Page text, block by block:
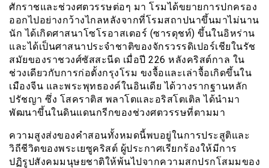
ศักราชและช่วงศตวรรษต่อๆ มา โรมได้ขยายการปกครอง
ออกไปอย่างกว้างไกลหลังจากที่โรมสถาปนาขึ้นมาไม่นาน
นัก ได้เกิดศาสนาโซโรอาสเตอร์ (ซารดุชท์) ขึ้นในอิหร่าน
และได้เป็นศาสนาประจำชาติของจักรวรรดิเปอร์เชียในรัช
สมัยของราชวงศ์ซัสสะนีด เมื่อปี 226 หลังคริสต์กาล ใน
ช่วงเดียวกับการก่อตั้งกรุงโรม ขงจื้อและเล่าจื้อเกิดขึ้นใน
เมืองจีน และพระพุทธองค์ในอินเดีย ได้วางรากฐานหลัก
ปรัชญา ซึ่ง โสคราติส พลาโตและอริสโตเติล ได้นำมา
พัฒนาขึ้นในดินแดนกรีกของช่วงศตวรรษที่ตามมา
ความสูงส่งของคำสอนทั้งหมดนี้พบอยู่ในการประสูติและ
วิถีชีวิตของพระเยซูคริสต์ ผู้ประกาศเรียกร้องให้มีการ
ปฏิรูปสังคมมนุษยชาติให้พ้นไปจากความสกปรกโสมมของ